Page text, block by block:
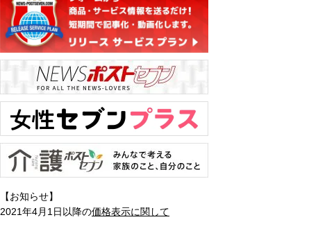
【お知らせ】
2021年4月1日以降の価格表示に関して